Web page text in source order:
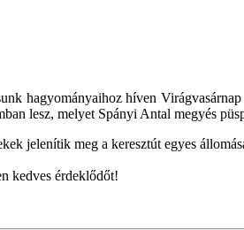
hagyományaihoz híven
lesz, melyet Spányi Antal megyés
jelenítik meg a keresztút egyes
kedves érdeklődőt!